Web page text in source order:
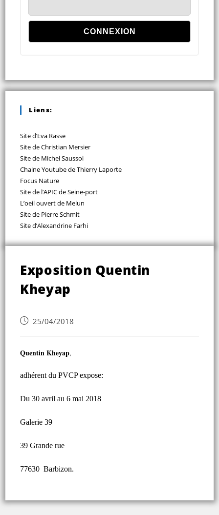
Liens:
Site d’Eva Rasse
Site de Christian Mersier
Site de Michel Saussol
Chaine Youtube de Thierry Laporte
Focus Nature
Site de l’APIC de Seine-port
L’oeil ouvert de Melun
Site de Pierre Schmit
Site d’Alexandrine Farhi
Exposition Quentin
Kheyap
25/04/2018
Quentin Kheyap,
adhérent du PVCP expose:
Du 30 avril au 6 mai 2018
Galerie 39
39 Grande rue
77630 Barbizon.